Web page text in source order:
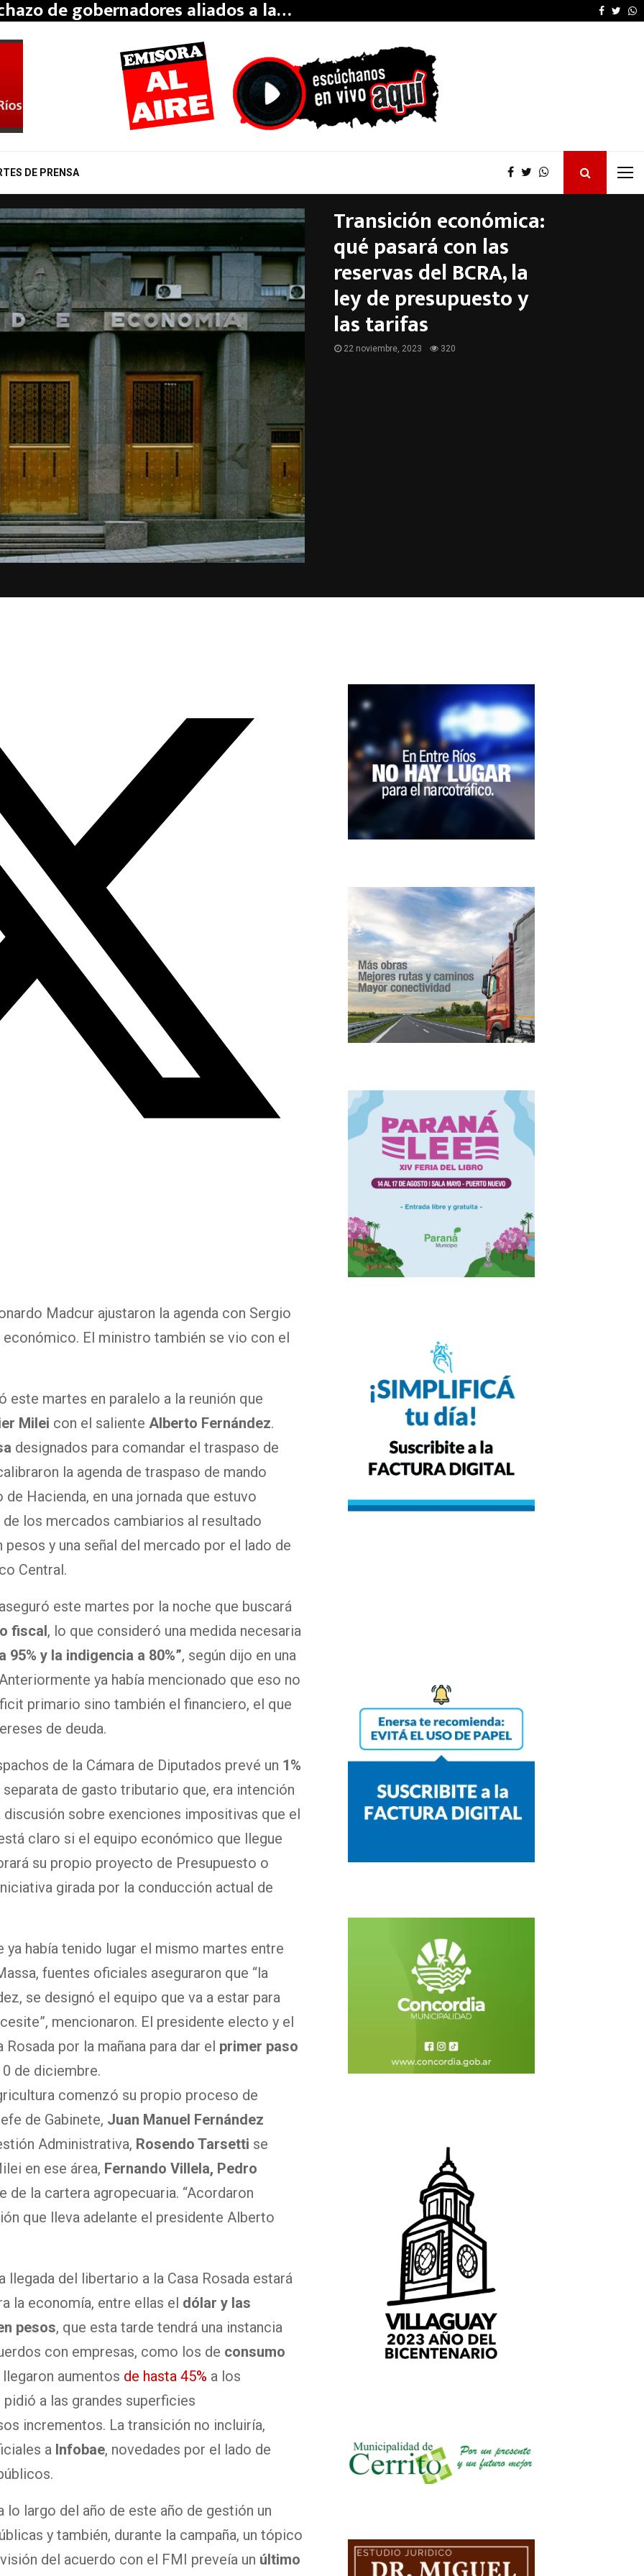
de gobernadores aliados a la… OSER: Frigerio
DE PRENSA
Transición económica:
qué pasará con las
reservas del BCRA, la
ley de presupuesto y
las tarifas
22 noviembre, 2023 320
Madcur ajustaron la agenda con Sergio
El ministro también se vio con el
martes en paralelo a la reunión que
Milei con el saliente Alberto Fernández.
designados para comandar el traspaso de
la agenda de traspaso de mando
Hacienda, en una jornada que estuvo
los mercados cambiarios al resultado
y una señal del mercado por el lado de
Central.
este martes por la noche que buscará
fiscal, lo que consideró una medida necesaria
95% y la indigencia a 80%”, según dijo en una
ya había mencionado que eso no
primario sino también el financiero, el que
de deuda.
de la Cámara de Diputados prevé un 1%
de gasto tributario que, era intención
discusión sobre exenciones impositivas que el
claro si el equipo económico que llegue
su propio proyecto de Presupuesto o
girada por la conducción actual de
ya había tenido lugar el mismo martes entre
fuentes oficiales aseguraron que “la
se designó el equipo que va a estar para
mencionaron. El presidente electo y el
por la mañana para dar el primer paso
de diciembre.
comenzó su propio proceso de
de Gabinete, Juan Manuel Fernández
Administrativa, Rosendo Tarsetti se
en ese área, Fernando Villela, Pedro
de la cartera agropecuaria. “Acordaron
que lleva adelante el presidente Alberto
llegada del libertario a la Casa Rosada estará
la economía, entre ellas el dólar y las
pesos, que esta tarde tendrá una instancia
con empresas, como los de consumo
aumentos de hasta 45% a los
a las grandes superficies
incrementos. La transición no incluiría,
a Infobae, novedades por el lado de
largo del año de este año de gestión un
y también, durante la campaña, un tópico
del acuerdo con el FMI preveía un último